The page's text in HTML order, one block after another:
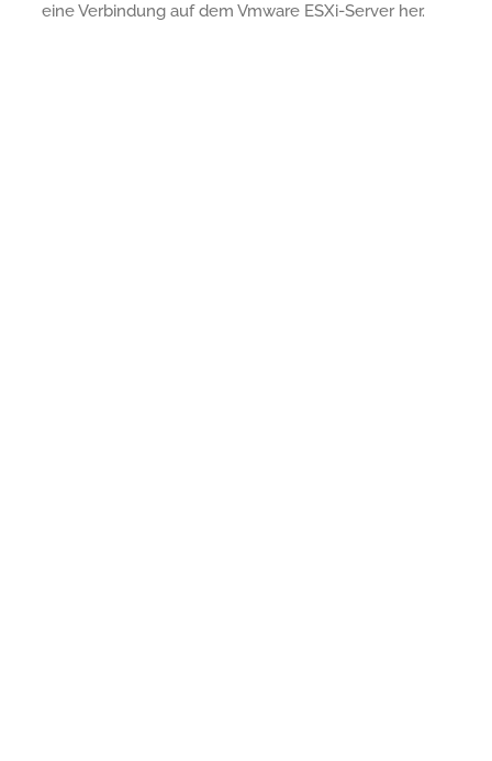
eine Verbindung auf dem Vmware ESXi-Server her.